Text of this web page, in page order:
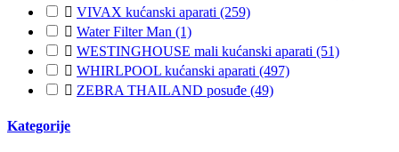
 VIVAX kućanski aparati (259)
 Water Filter Man (1)
 WESTINGHOUSE mali kućanski aparati (51)
 WHIRLPOOL kućanski aparati (497)
 ZEBRA THAILAND posuđe (49)
Kategorije